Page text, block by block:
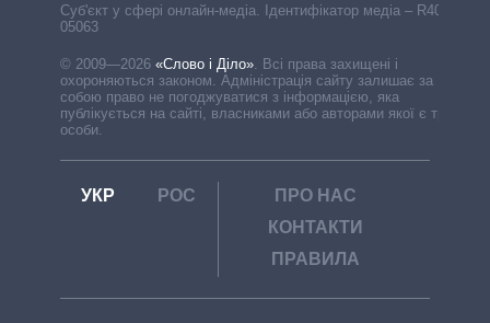
Cуб'єкт у сфері онлайн-медіа. Ідентифікатор медіа – R40-
05063
© 2009—2026 «Слово і Діло». Всі права захищені і
охороняються законом. Адміністрація сайту залишає за
собою право не погоджуватися з інформацією, яка
публікується на сайті, власниками або авторами якої є треті
особи.
УКР РОС
ПРО НАС
КОНТАКТИ
ПРАВИЛА